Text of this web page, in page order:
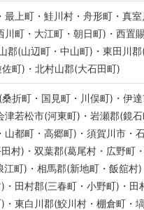
上町・鮭川村・舟形町・真
町・大江町・朝日町)・西置
郡(山辺町・中山町)・東田川
町)・北村山郡(大石田町)
折町・国見町・川俣町)・伊
津若松市(河東町)・岩瀬郡(鏡
山都町・高郷町)・須賀川市・
村)・双葉郡(葛尾村・広野町
町)・相馬郡(新地町・飯舘村)
田村郡(三春町・小野町)・田
・東白川郡(鮫川村・棚倉町・